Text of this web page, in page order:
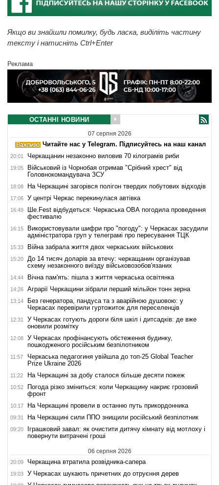
Якщо ви знайшли помилку, будь ласка, виділіть частину
тексту і натисніть Ctrl+Enter
Реклама
ОСТАННІ НОВИНИ
07 серпня 2026
Читайте нас у Telegram. Підписуйтесь на наш канал
20:01 Черкащанин незаконно виловив 70 кілограмів риби
19:05
Військовий із Чорнобая отримав "Срібний хрест" від
Головнокомандувача ЗСУ
18:08 На Черкащині загорівся полігон твердих побутових відходів
17:06 У центрі Черкас перекинулася автівка
16:49
Ше.Fest відбудеться: Черкаська ОВА погодила проведення
фестивалю
16:15
Використовували шифри про "погоду": у Черкасах засудили
адміністратора груп у телеграмі про пересування ТЦК
15:33 Війна забрала життя двох черкаських військових
15:20
До 14 тисяч доларів за втечу: черкащанин організував
схему незаконного виїзду військовозобов'язаних
14:44 Вічна пам'ять: пішла з життя черкаська освітянка
14:26 Аграрії Черкащини зібрали перший мільйон тонн зерна
13:14
Без генератора, пандуса та з аварійною душовою: у
Черкасах перевірили гуртожиток для переселенців
12:31
У Черкасах готують дороги біля шкіл і дитсадків: де вже
оновили розмітку
12:08
У Черкасах профінансують обстеження будинку,
пошкодженого російським безпілотником
11:57
Черкаська педагогиня увійшла до топ-25 Global Teacher
Prize Ukraine 2026
11:22 На Черкащині за добу сталося більше десяти пожеж
10:52
Погода різко зміниться: коли Черкащину накриє грозовий
фронт
10:17 На Черкащині провели в останню путь прикордонника
09:31 На Черкащині сили ППО знищили російський безпілотник
09:20
Іграшковий завал: як очистити дитячу кімнату від мотлоху і
повернути витрачені гроші
06 серпня 2026
20:09 Черкащина втратила розвідника-сапера
19:03 У Черкасах шукають причетних до отруєння дерев